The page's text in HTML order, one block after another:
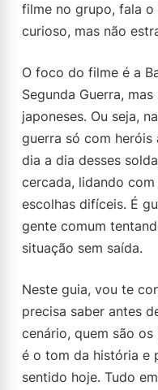
filme no grupo, fala
curioso, mas não
O foco do filme é a
Segunda Guerra,
japoneses. Ou seja,
guerra só com heróis
dia a dia desses
cercada, lidando
escolhas difíceis. É
gente comum
situação sem saída.
Neste guia, vou te
precisa saber antes
cenário, quem são
é o tom da história e
sentido hoje. Tudo